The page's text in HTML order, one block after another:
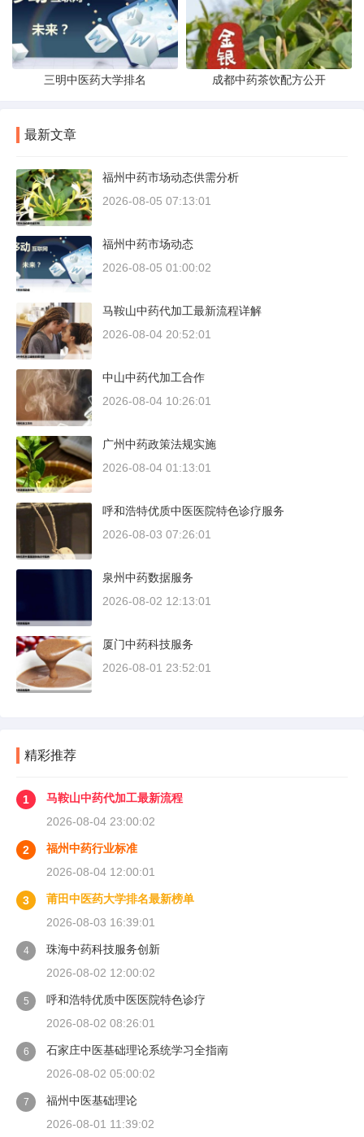
三明中医药大学排名 成都中药茶饮配方公开
最新文章
福州中药市场动态供需分析
2026-08-05 07:13:01
福州中药市场动态
2026-08-05 01:00:02
马鞍山中药代加工最新流程详解
2026-08-04 20:52:01
中山中药代加工合作
2026-08-04 10:26:01
广州中药政策法规实施
2026-08-04 01:13:01
呼和浩特优质中医医院特色诊疗服务
2026-08-03 07:26:01
泉州中药数据服务
2026-08-02 12:13:01
厦门中药科技服务
2026-08-01 23:52:01
精彩推荐
1
马鞍山中药代加工最新流程
2026-08-04 23:00:02
2
福州中药行业标准
2026-08-04 12:00:01
3
莆田中医药大学排名最新榜单
2026-08-03 16:39:01
4
珠海中药科技服务创新
2026-08-02 12:00:02
5
呼和浩特优质中医医院特色诊疗
2026-08-02 08:26:01
6
石家庄中医基础理论系统学习全指南
2026-08-02 05:00:02
7
福州中医基础理论
2026-08-01 11:39:02